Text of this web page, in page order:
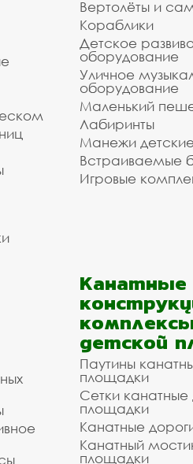
Вертолёты и
Кораблики
Детское
оборудование
Уличное
оборудование
Маленький
Лабиринты
Манежи
Встраиваемые
Игровые
Канатные
детской
Паутины
площадки
Сетки канатные
площадки
Канатные
Канатный
площадки